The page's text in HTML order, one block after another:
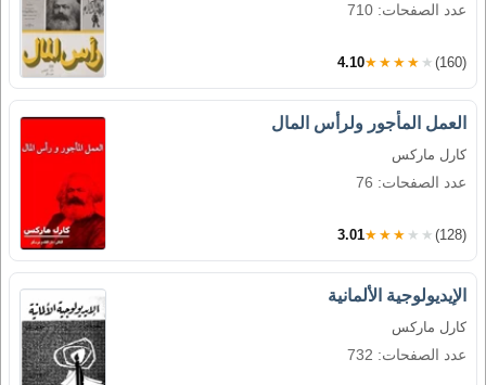
عدد الصفحات: 710
4.10★★★★★ (160)
العمل المأجور ولرأس المال
كارل ماركس
عدد الصفحات: 76
3.01★★★★★ (128)
الإيديولوجية الألمانية
كارل ماركس
عدد الصفحات: 732